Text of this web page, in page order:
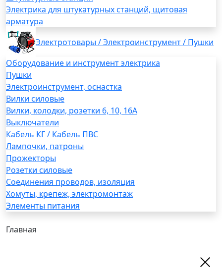
Электрика для штукатурных станций, щитовая
арматура
Электротовары / Электроинструмент / Пушки
Оборудование и инструмент электрика
Пушки
Электроинструмент, оснастка
Вилки силовые
Вилки, колодки, розетки 6, 10, 16А
Выключатели
Кабель КГ / Кабель ПВС
Лампочки, патроны
Прожекторы
Розетки силовые
Соединения проводов, изоляция
Хомуты, крепеж, электромонтаж
Элементы питания
Главная